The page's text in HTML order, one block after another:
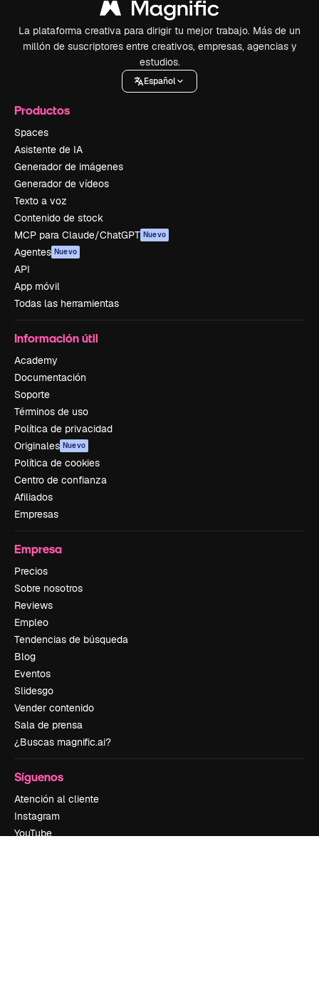
La plataforma creativa para dirigir tu mejor trabajo. Más de un
millón de suscriptores entre creativos, empresas, agencias y
estudios.
Español
Productos
Spaces
Asistente de IA
Generador de imágenes
Generador de vídeos
Texto a voz
Contenido de stock
MCP para Claude/ChatGPT Nuevo
Agentes Nuevo
API
App móvil
Todas las herramientas
Información útil
Academy
Documentación
Soporte
Términos de uso
Política de privacidad
Originales Nuevo
Política de cookies
Centro de confianza
Afiliados
Empresas
Empresa
Precios
Sobre nosotros
Reviews
Empleo
Tendencias de búsqueda
Blog
Eventos
Slidesgo
Vender contenido
Sala de prensa
¿Buscas magnific.ai?
Síguenos
Atención al cliente
Instagram
YouTube